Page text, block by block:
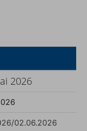
2026
02.06.2026